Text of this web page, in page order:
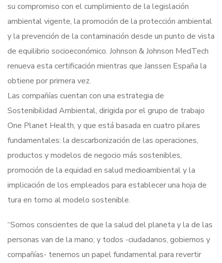
su compromiso con el cumplimiento de la legislación
ambiental vigente, la promoción de la protección ambiental
y la prevención de la contaminación desde un punto de vista
de equilibrio socioeconómico. Johnson & Johnson MedTech
renueva esta certificación mientras que Janssen España la
obtiene por primera vez.
Las compañías cuentan con una estrategia de
Sostenibilidad Ambiental, dirigida por el grupo de trabajo
One Planet Health, y que está basada en cuatro pilares
fundamentales: la descarbonización de las operaciones,
productos y modelos de negocio más sostenibles,
promoción de la equidad en salud medioambiental y la
implicación de los empleados para establecer una hoja de
tura en torno al modelo sostenible.
“Somos conscientes de que la salud del planeta y la de las
personas van de la mano; y todos -ciudadanos, gobiernos y
compañías- tenemos un papel fundamental para revertir